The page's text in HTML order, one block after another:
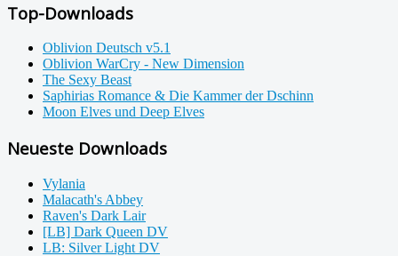
Top-Downloads
Oblivion Deutsch v5.1
Oblivion WarCry - New Dimension
The Sexy Beast
Saphirias Romance & Die Kammer der Dschinn
Moon Elves und Deep Elves
Neueste Downloads
Vylania
Malacath's Abbey
Raven's Dark Lair
[LB] Dark Queen DV
LB: Silver Light DV